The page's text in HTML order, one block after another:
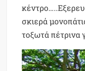
σκιερά
τοξωτά πέτρινα